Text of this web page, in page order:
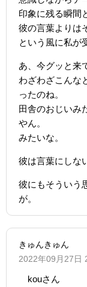
印象に残る瞬間
彼の言葉よりは
という風に私が
あ、今グッと来
わざわざこんな
ったのね。
田舎のおじいみ
やん。
みたいな。
彼は言葉にしな
彼にもそういう
が。
きゅんきゅん
2022年09月27日
kouさん